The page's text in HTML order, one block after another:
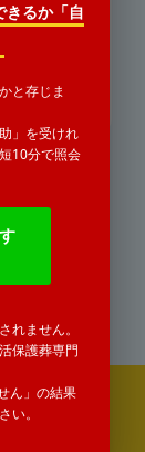
たと」警察
。
きるか「自
と存じま
」を受けれ
10分で照会
れません。
保護葬専門
ん」の結果
い。